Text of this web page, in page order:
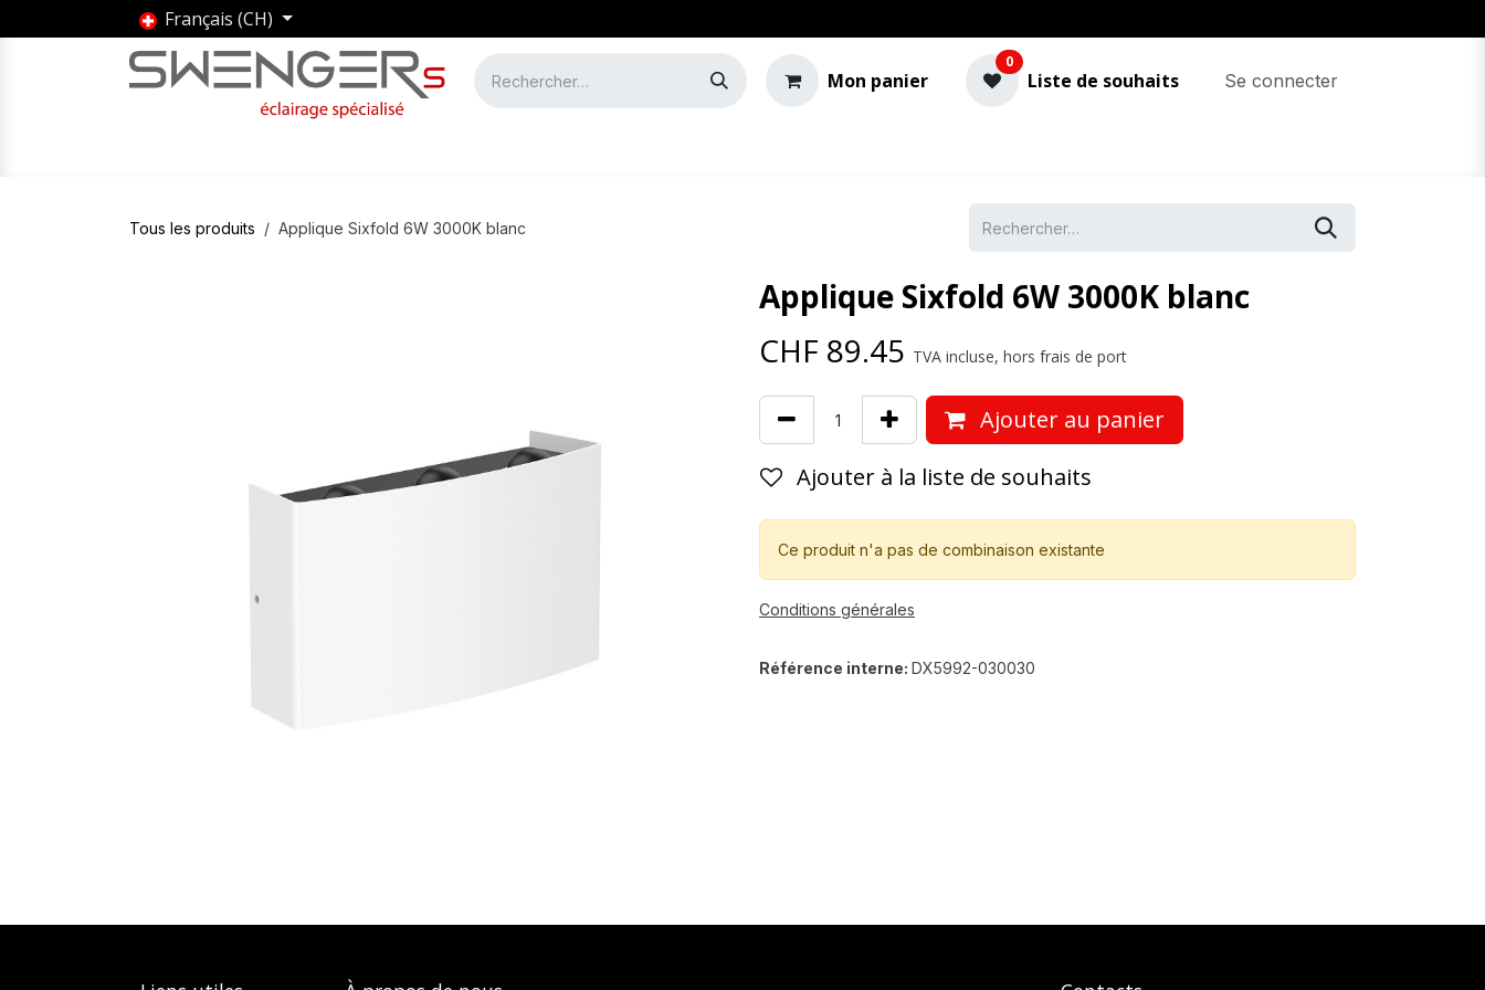
Se rendre au contenu
Français (CH)
Mon panier
0
Liste de souhaits Se connecter
Tous les produits Applique Sixfold 6W 3000K blanc
Applique Sixfold 6W 3000K blanc
CHF 89.45 TVA incluse, hors frais de port
Ajouter au panier
Ajouter à la liste de souhaits
Ce produit n'a pas de combinaison existante
Conditions générales
Référence interne: DX5992-030030